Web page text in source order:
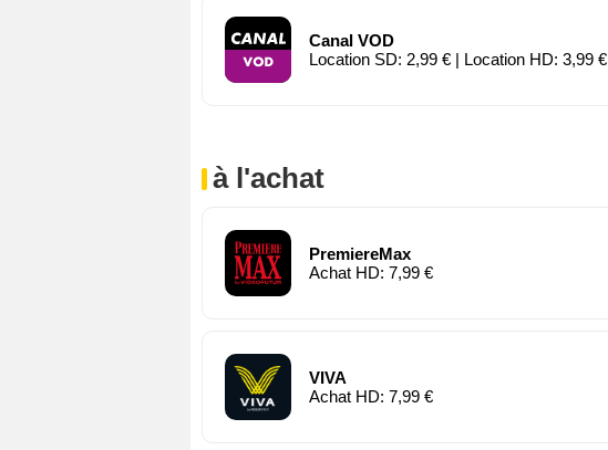
Canal VOD
Location SD: 2,99 € | Location HD: 3,99 €
à l'achat
PremiereMax
Achat HD: 7,99 €
VIVA
Achat HD: 7,99 €